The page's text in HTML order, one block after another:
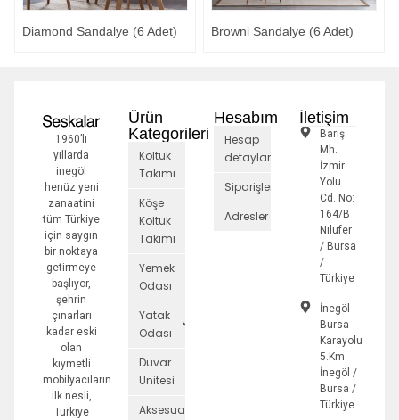
Diamond Sandalye (6 Adet) Browni Sandalye (6 Adet)
1960’lı
yıllarda
inegöl
henüz yeni
zanaatini
tüm Türkiye
için saygın
bir noktaya
getirmeye
başlıyor,
şehrin
çınarları
kadar eski
olan
kıymetli
mobilyacıların
ilk nesli,
Türkiye
Ürün
Kategorileri
Koltuk
Takımı
Köşe
Koltuk
Takımı
Yemek
Odası
Yatak
Odası
Duvar
Ünitesi
Aksesuarlar
Hesabım
Hesap
detayları
Siparişler
Adresler
İletişim
Barış
Mh.
İzmir
Yolu
Cd. No:
164/B
Nilüfer
/ Bursa
/
Türkiye
İnegöl -
Bursa
Karayolu
5.Km
İnegöl /
Bursa /
Türkiye